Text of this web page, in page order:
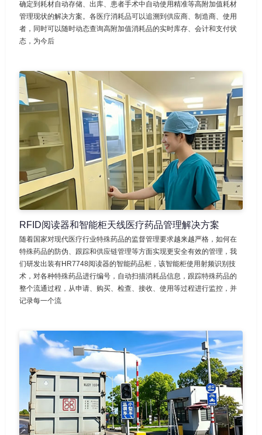
确定到耗材自动存储、出库、患者手术中自动使用精准等高附加值耗材
管理现状的解决方案。各医疗消耗品可以追溯到供应商、制造商、使用
者，同时可以随时动态查询高附加值消耗品的实时库存、会计和支付状
态，为今后
RFID阅读器和智能柜天线医疗药品管理解决方案
随着国家对现代医疗行业特殊药品的监督管理要求越来越严格，如何在
特殊药品的防伪、跟踪和供应链管理等方面实现更安全有效的管理，我
们研发出装有HR7748阅读器的智能药品柜，该智能柜使用射频识别技
术，对各种特殊药品进行编号，自动扫描消耗品信息，跟踪特殊药品的
整个流通过程，从申请、购买、检查、接收、使用等过程进行监控，并
记录每一个流